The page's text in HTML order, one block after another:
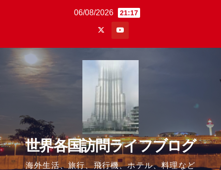
06/08/2026 21:17
世界各国訪問ライフブログ
海外生活、旅行、飛行機、ホテル、料理など